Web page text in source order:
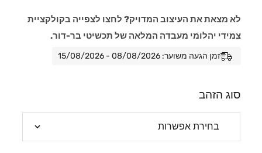
לא מצאת את העיצוב המדויק? לחצו לצפייה בקולקציית
צמידי יהלומי מעבדה המלאה של תכשיטי בר-דור.
זמן הגעה משוער: 08/08/2026 - 15/08/2026
סוג הזהב